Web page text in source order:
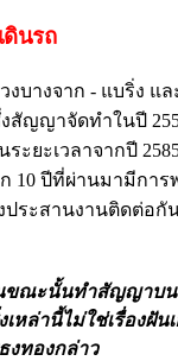
ดินรถ
บางจาก - แบริ่ง แ
สัญญาจัดทำในปี
ะเวลาจากปี
10 ปีที่ผ่านมามีกา
ระสานงานติดต่อกั
นขณะนั้นทำสัญญา
หล่านี้ไม่ใช่เรื่องฝั
งทองกล่าว